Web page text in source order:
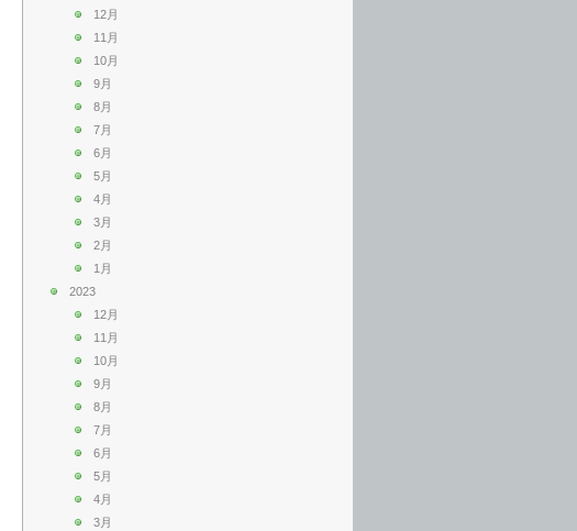
12月
11月
10月
9月
8月
7月
6月
5月
4月
3月
2月
1月
2023
12月
11月
10月
9月
8月
7月
6月
5月
4月
3月